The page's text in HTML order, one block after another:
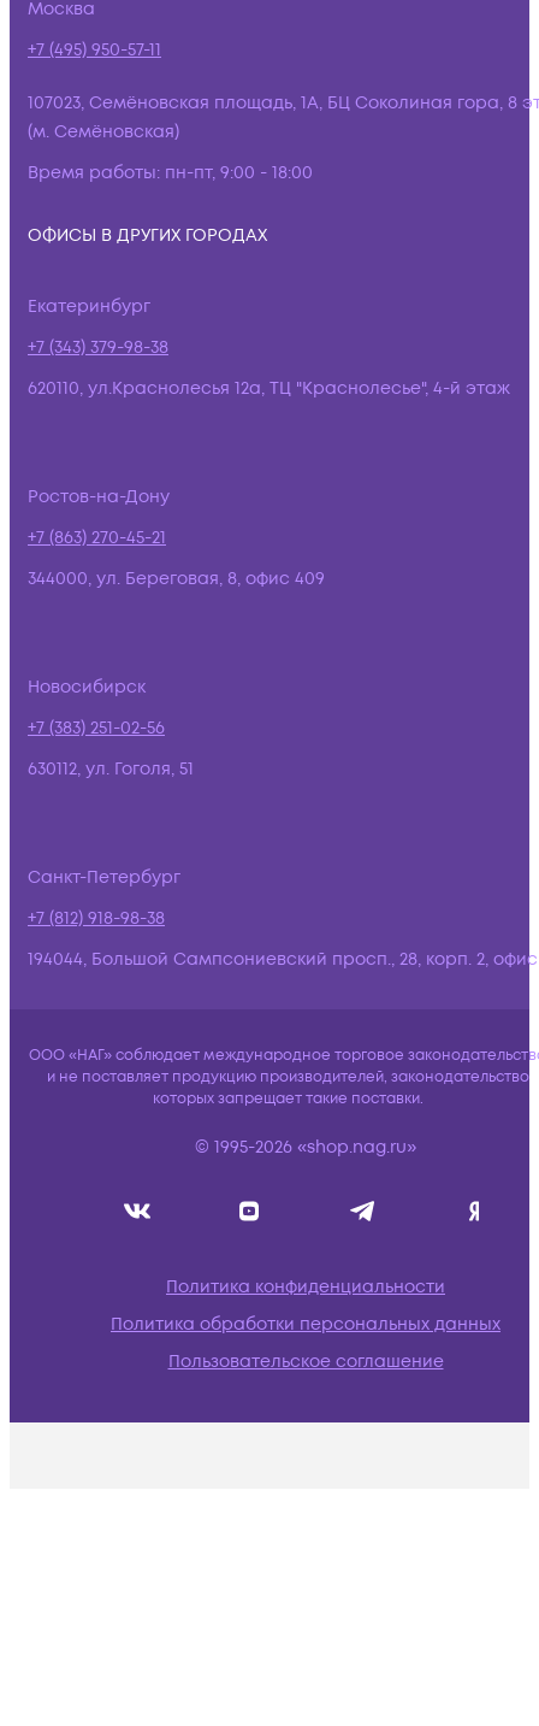
Москва
+7 (495) 950-57-11
107023, Семёновская площадь, 1А, БЦ Соколиная гора, 8
(м. Семёновская)
Время работы: пн-пт, 9:00 - 18:00
ОФИСЫ В ДРУГИХ ГОРОДАХ
Екатеринбург
+7 (343) 379-98-38
620110, ул.Краснолесья 12а, ТЦ "Краснолесье", 4-й этаж
Ростов-на-Дону
+7 (863) 270-45-21
344000, ул. Береговая, 8, офис 409
Новосибирск
+7 (383) 251-02-56
630112, ул. Гоголя, 51
Санкт-Петербург
+7 (812) 918-98-38
194044, Большой Сампсониевский просп., 28, корп. 2,
ООО «НАГ» соблюдает международное торговое
и не поставляет продукцию производителей, законодательство
которых запрещает такие поставки.
© 1995-2026 «shop.nag.ru»
Политика конфиденциальности
Политика обработки персональных данных
Пользовательское соглашение